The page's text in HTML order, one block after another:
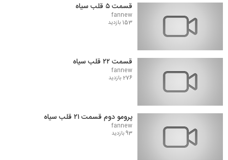
قسمت ۵ قلب سیاه
fannew
153 بازدید
قسمت ۲۲ قلب سیاه
fannew
276 بازدید
پرومو دوم قسمت ۲۱ قلب سیاه
fannew
93 بازدید